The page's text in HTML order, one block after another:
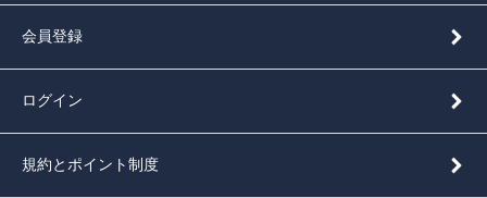
会員登録
ログイン
規約とポイント制度